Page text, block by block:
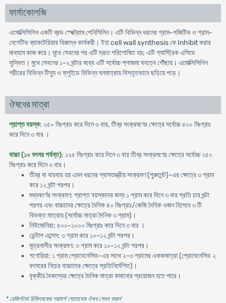
ফার্মাকোলজি
এমোক্সিসিলিন একটি ব্রড স্পেক্ট্রাম পেনিসিলিন। এটি বিভিন্ন ধরনের গ্রাম-পজিটিভ ও গ্রাম-
নেগেটিভ ব্যাকটেরিয়ার বিরুদ্ধে কার্যকরী। ইহা cell wall synthesis কে Inhibit করার
মাধ্যমে কাজ করে। মুখে সেবনের পর এটি দ্রূত পরিশোষিত হয়; এটি গ্যাস্ট্রিক এসিডে
সুস্থিত। মুখে সেবনের ১-২ ঘন্টার মধ্যে এটি সর্বোচ্চ প্লাজমা ঘনত্বে পৌঁছায়। এমোক্সিসিলিন
শরীরের বিভিন্ন টিস্যু ও ফ্লুইডে বিভিন্ন ঘনমাত্রায় বিস্তৃতভাবে ছড়িয়ে পড়ে।
ঔষধের মাত্রা
প্রাপ্ত বয়স্ক: ২৫০ মিঃগ্রাঃ করে দিনে ৩ বার, তীব্র সংক্রমণের ক্ষেত্রে সর্বোচ্চ ৫০০ মিঃগ্রাঃ
করে দিনে ৩ বার ।
বাচ্চা (১০ বৎসর পর্যন্ত): ১২৫ মিঃগ্রাঃ করে দিনে ৩ বার তীব্র সংক্রমণের ক্ষেত্রে সর্বোচ্চ ২৫০
মিঃগ্রাঃ করে দিনে ৩ বার।
তীব্র বা বারবার হয় এমন ধরনের শ্বাসতন্ত্রীয় সংক্রমণ (পুরুলেন্ট)-এর ক্ষেত্রে ৩ গ্রাম
করে ১২ ঘন্টা পরপর।
মধ্যকর্ণের সংক্রমণ: প্রাপ্ত বয়স্কদের জন্য ১ গ্রাম করে দিনে ৩ বার প্রতি চার ঘন্টা
পরপর এবং বাচ্চাদের ক্ষেত্রে দৈনিক ৪০ মিঃগ্রাঃ/কেজি দৈহিক ওজন হিসেবে ৩ টি
বিভক্ত মাত্রায় (সর্বোচ্চ মাত্রা দৈনিক ৩ গ্রাম)।
নিউমোনিয়া: ৫০০-১০০০ মিঃগ্রাঃ করে দিনে ৩ বার ।
ডেন্টাল এব্সেস: ৩ গ্রাম করে ১০-১২ ঘন্টা পরপর।
মূত্রনালীর সংক্রমণ: ৩ গ্রাম করে ১০-১২ ঘন্টা পরপর।
গণোরিয়া: ১ গ্রাম প্রোবেনেসিড-এর সাথে ২-৩ গ্রামের এককমাত্রা (প্রোবেনেসিড ২
বৎসরের নিচের বাচ্চাদের ক্ষেত্রে প্রতিনির্দেশিত)।
বৃক্কীয় বৈকল্যের ক্ষেত্রে দৈনিক মাত্রা কমানোর প্রয়োজন হতে পারে।
* রেজিস্টার্ড চিকিৎসকের পরামর্শ মোতাবেক ঔষধ সেবন করুন'